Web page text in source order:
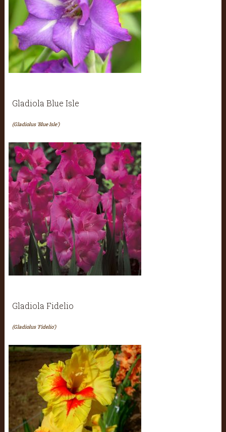
Gladiola Blue Isle
(Gladiolus 'Blue Isle')
Gladiola Fidelio
(Gladiolus 'Fidelio')